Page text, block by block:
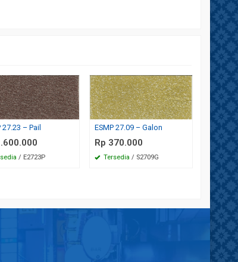
27.23 – Pail
/ E2723P
ESMP 27.09 – Galon
Rp 370.000
Tersedia / S2709G